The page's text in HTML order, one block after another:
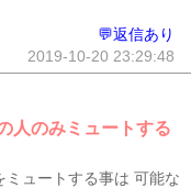
💬返信あり
2019-10-20 23:29:48
人のみミュートする
ュートする事は 可能な